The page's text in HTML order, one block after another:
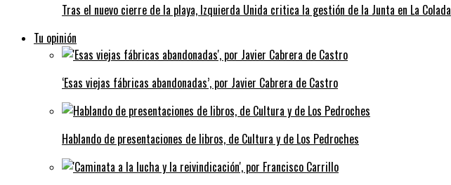
Tras el nuevo cierre de la playa, Izquierda Unida critica la gestión de la Junta en La Colada
Tu opinión
‘Esas viejas fábricas abandonadas’, por Javier Cabrera de Castro
Hablando de presentaciones de libros, de Cultura y de Los Pedroches